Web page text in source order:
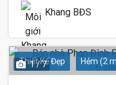
Khang BĐS
Thiết Kế Đẹp Hẻm (2
1 / 7